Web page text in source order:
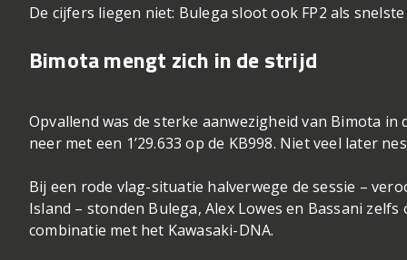
De cijfers liegen niet: Bulega sloot ook FP2 als
Bimota mengt zich in de strijd
Opvallend was de sterke aanwezigheid van Bimota
neer met een 1’29.633 op de KB998. Niet veel later
Bij een rode vlag-situatie halverwege de sessie –
Island – stonden Bulega, Alex Lowes en Bassani
combinatie met het Kawasaki-DNA.